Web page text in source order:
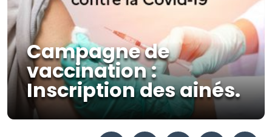
Campagne de
vaccination :
Inscription des ainés.